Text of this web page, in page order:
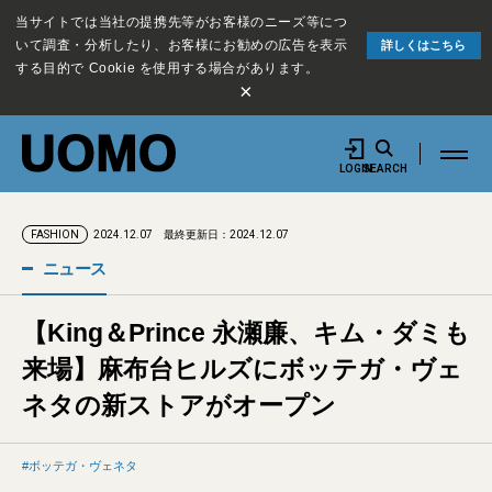
当サイトでは当社の提携先等がお客様のニーズ等につ
いて調査・分析したり、お客様にお勧めの広告を表示
する目的で Cookie を使用する場合があります。
詳しくはこちら
×
LOGINSEARCH
FASHION 2024.12.07 最終更新日：2024.12.07
ニュース
【King＆Prince 永瀬廉、キム・ダミも
来場】麻布台ヒルズにボッテガ・ヴェ
ネタの新ストアがオープン
ボッテガ・ヴェネタ